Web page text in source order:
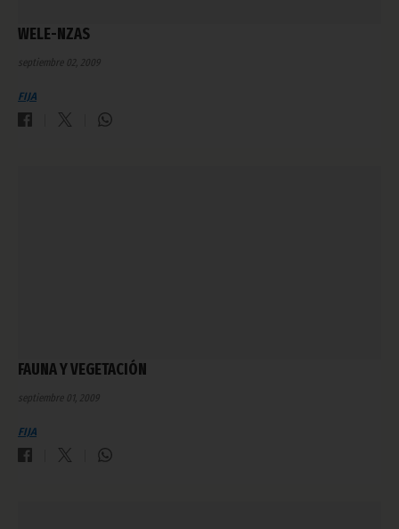
WELE-NZAS
septiembre 02, 2009
FIJA
FAUNA Y VEGETACIÓN
septiembre 01, 2009
FIJA